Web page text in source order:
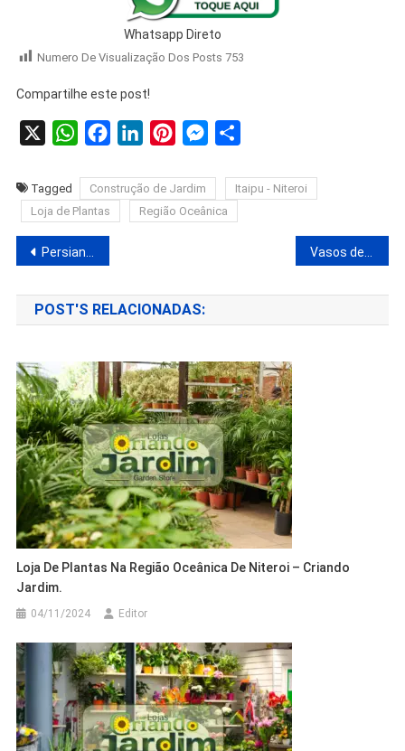
Whatsapp Direto
Numero De Visualização Dos Posts 753
Compartilhe este post!
WhatsAppFacebookLinkedInPinterestMessenger
Tagged Construção de Jardim
Itaipu - Niteroi
Loja de Plantas
Região Oceânica
Persianas Motorizadas para Região Oceânica – Chama a Julio Decor Persianas.
POST'S RELACIONADAS:
Loja De Plantas Na Região Oceânica De Niteroi – Criando
Jardim.
04/11/2024 Editor